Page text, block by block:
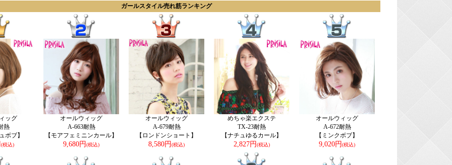
ガールスタイル売れ筋ランキング
ッグ
熱
ボブ】
(税込)
オールウィッグ
A-663耐熱
【モアフェミニンカール】
9,680円(税込)
オールウィッグ
A-679耐熱
【ロンドンショート】
8,580円(税込)
めちゃ楽エクステ
TX-23耐熱
【ナチュゆるカール】
2,827円(税込)
オールウィッグ
A-672耐熱
【ミンクボブ】
9,020円(税込)